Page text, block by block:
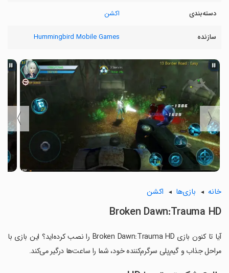
دسته‌بندی اکشن
سازنده Hummingbird Mobile Games
〈
〉
خانه بازی‌ها اکشن
Broken Dawn:Trauma HD
آیا تا کنون بازی Broken Dawn:Trauma HD را نصب کرده‌اید؟ این بازی با
مراحل جذاب و گیم‌پلی سرگرم‌کننده خود، شما را ساعت‌ها درگیر می‌کند.